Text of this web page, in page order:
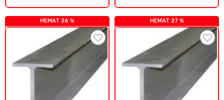
HEMAT 26 % HEMAT 27 %